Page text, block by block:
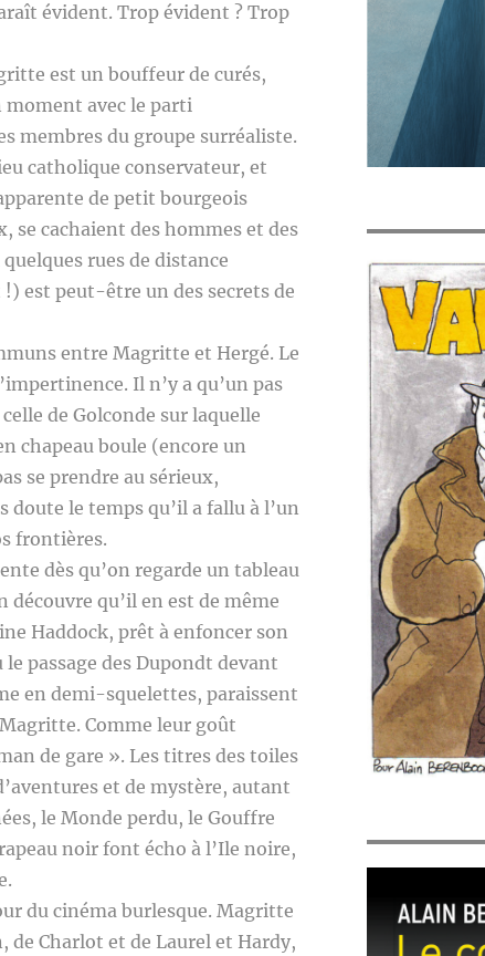
évident. Trop évident ? Trop
est un bouffeur de curés,
avec le parti
membres du groupe surréaliste.
catholique conservateur, et
de petit bourgeois
se cachaient des hommes et des
rues de distance
est peut-être un des secrets de
entre Magritte et Hergé. Le
Il n’y a qu’un pas
de Golconde sur laquelle
chapeau boule (encore un
se prendre au sérieux,
le temps qu’il a fallu à l’un
frontières.
dès qu’on regarde un tableau
qu’il en est de même
Haddock, prêt à enfoncer son
passage des Dupondt devant
en demi-squelettes, paraissent
Comme leur goût
de gare ». Les titres des toiles
et de mystère, autant
le Monde perdu, le Gouffre
noir font écho à l’Ile noire,
du cinéma burlesque. Magritte
Charlot et de Laurel et Hardy,